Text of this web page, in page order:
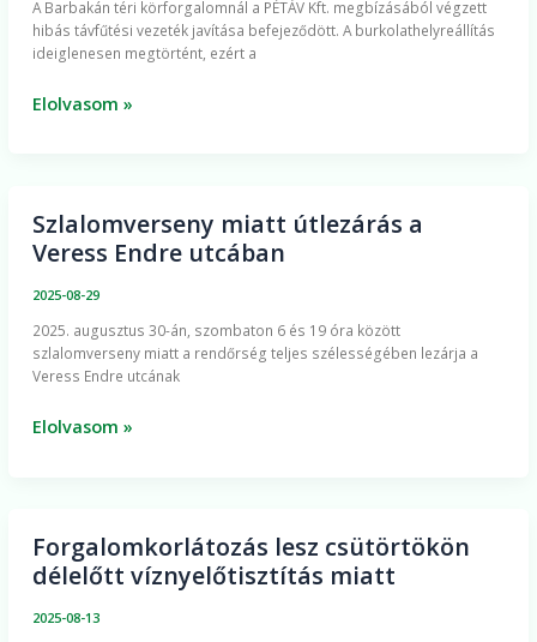
A Barbakán téri körforgalomnál a PÉTÁV Kft. megbízásából végzett
hibás távfűtési vezeték javítása befejeződött. A burkolathelyreállítás
ideiglenesen megtörtént, ezért a
PÉTÁV
Kft.
hibás
befejezte
Elolvasom »
Szlalomverseny miatt útlezárás a
Veress Endre utcában
2025-08-29
2025. augusztus 30-án, szombaton 6 és 19 óra között
szlalomverseny miatt a rendőrség teljes szélességében lezárja a
Veress Endre utcának
Szlalomverseny
miatt
Veress
Endre
Elolvasom »
Forgalomkorlátozás lesz csütörtökön
délelőtt víznyelőtisztítás miatt
2025-08-13
Forgalomkorlátozás
lesz